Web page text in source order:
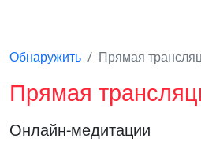
Обнаружить Прямая
Прямая
Онлайн-медитации